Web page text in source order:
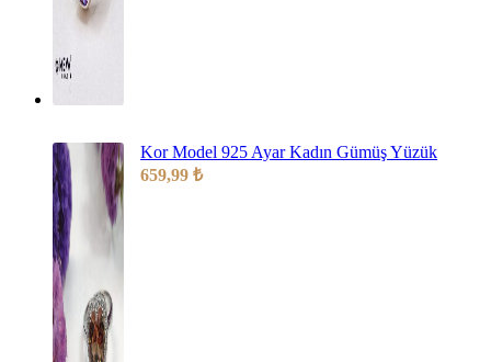
Kor Model 925 Ayar Kadın Gümüş Yüzük
659,99 ₺